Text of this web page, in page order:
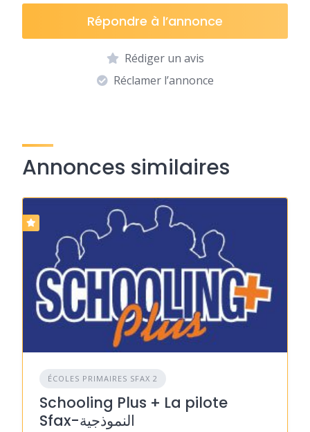
Répondre à l’annonce
Rédiger un avis
Réclamer l’annonce
Annonces similaires
ÉCOLES PRIMAIRES SFAX 2
Schooling Plus + La pilote
Sfax-النموذجية